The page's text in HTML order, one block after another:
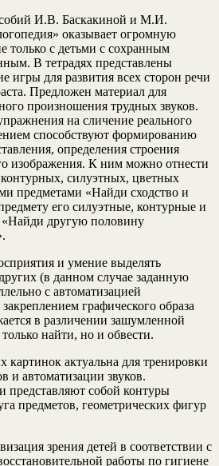
И.В. Баскакиной и М.И.
оказывает огромную
только с детьми с сохранным
В тетрадях представлены
игры для развития всех сторон речи
Предложен материал для
произношения трудных звуков.
на сличение реального
способствуют формированию
определения строения
изображения. К ним можно отнести
контурных, силуэтных, цветных
предметами «Найди сходство и
его силуэтные, контурные и
другую половину
и умение выделять
(в данном случае заданную
с автоматизацией
графического образа
в различении зашумленной
найти, но и обвести.
актуальна для тренировки
и автоматизации звуков.
представляют собой контуры
предметов, геометрических фигур
зрения детей в соответствии с
работы по гигиене